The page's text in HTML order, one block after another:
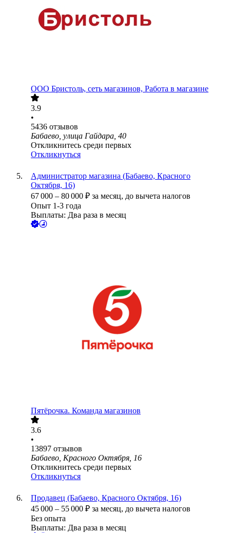
ООО Бристоль, сеть магазинов, Работа в магазине
3.9
•
5436 отзывов
Бабаево, улица Гайдара, 40
Откликнитесь среди первых
Откликнуться
Администратор магазина (Бабаево, Красного
Октября, 16)
67 000 – 80 000 ₽ за месяц, до вычета налогов
Опыт 1-3 года
Выплаты: Два раза в месяц
Пятёрочка. Команда магазинов
3.6
•
13897 отзывов
Бабаево, Красного Октября, 16
Откликнитесь среди первых
Откликнуться
Продавец (Бабаево, Красного Октября, 16)
45 000 – 55 000 ₽ за месяц, до вычета налогов
Без опыта
Выплаты: Два раза в месяц